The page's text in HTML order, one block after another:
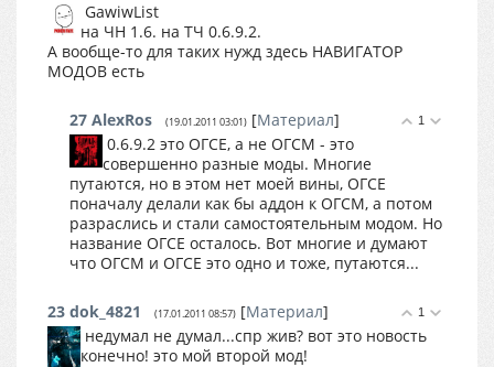
GawiwList
на ЧН 1.6. на ТЧ 0.6.9.2.
А вообще-то для таких нужд здесь НАВИГАТОР
МОДОВ есть
1
27 AlexRos (19.01.2011 03:01) [Материал]
0.6.9.2 это ОГСЕ, а не ОГСМ - это
совершенно разные моды. Многие
путаются, но в этом нет моей вины, ОГСЕ
поначалу делали как бы аддон к ОГСМ, а потом
разраслись и стали самостоятельным модом. Но
название ОГСЕ осталось. Вот многие и думают
что ОГСМ и ОГСЕ это одно и тоже, путаются...
1
23 dok_4821 (17.01.2011 08:57) [Материал]
недумал не думал...спр жив? вот это новость
конечно! это мой второй мод!